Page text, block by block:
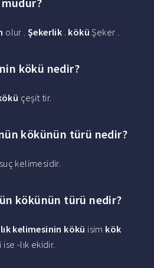
olur .Şekerlik . kökü Şeker .
kökü nedir?
çeşit tir.
kökünün türü nedir?
suç kelimesidir.
kökünün türü nedir?
kelimesinin kökü isim kök
ise -lık ekidir.